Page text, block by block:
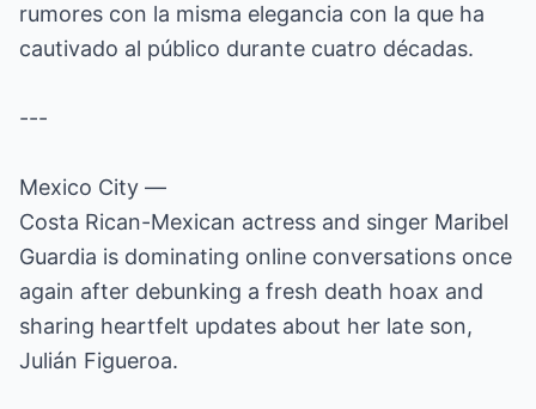
rumores con la misma elegancia con la que ha
cautivado al público durante cuatro décadas.
---
Mexico City —
Costa Rican-Mexican actress and singer Maribel
Guardia is dominating online conversations once
again after debunking a fresh death hoax and
sharing heartfelt updates about her late son,
Julián Figueroa.